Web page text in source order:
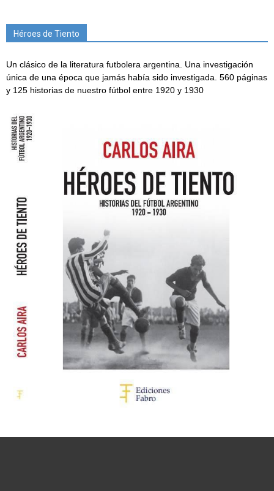
Héroes de Tiento
Un clásico de la literatura futbolera argentina. Una investigación
única de una época que jamás había sido investigada. 560 páginas
y 125 historias de nuestro fútbol entre 1920 y 1930